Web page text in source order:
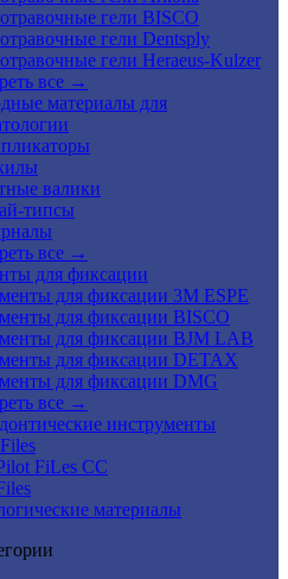
гели BISCO
гели Dentsply
гели Heraeus-Kulzer
все →
материалы для
валики
типсы
все →
для фиксации
для фиксации 3M ESPE
для фиксации BISCO
для фиксации BJM LAB
для фиксации DETAX
для фиксации DMG
все →
инструменты
FiLes CC